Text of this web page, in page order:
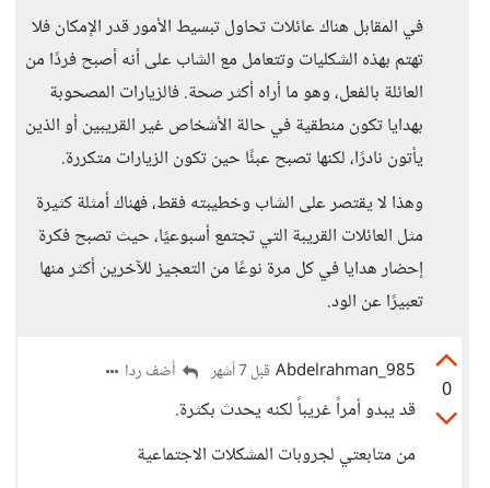
في المقابل هناك عائلات تحاول تبسيط الأمور قدر الإمكان فلا
تهتم بهذه الشكليات وتتعامل مع الشاب على أنه أصبح فردًا من
العائلة بالفعل، وهو ما أراه أكثر صحة. فالزيارات المصحوبة
بهدايا تكون منطقية في حالة الأشخاص غير القريبين أو الذين
يأتون نادرًا، لكنها تصبح عبئًا حين تكون الزيارات متكررة.
وهذا لا يقتصر على الشاب وخطيبته فقط، فهناك أمثلة كثيرة
مثل العائلات القريبة التي تجتمع أسبوعيًا، حيث تصبح فكرة
إحضار هدايا في كل مرة نوعًا من التعجيز للآخرين أكثر منها
تعبيرًا عن الود.
0
Abdelrahman_985 قبل 7 أشهر أضف ردا
قد يبدو أمراً غريباً لكنه يحدث بكثرة.
من متابعتي لجروبات المشكلات الاجتماعية